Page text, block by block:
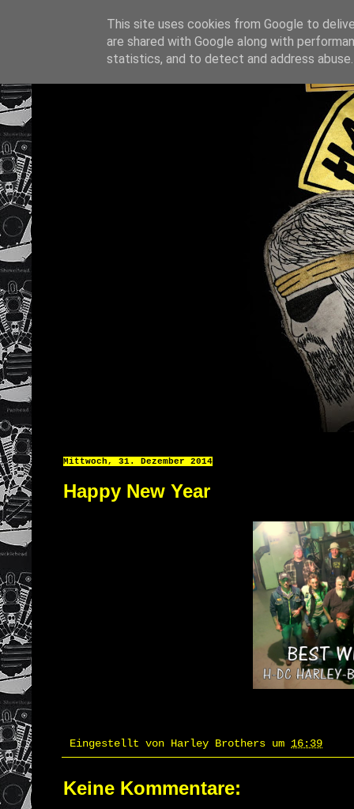
Mittwoch, 31. Dezember 2014
Happy New Year
Eingestellt von Harley Brothers um 16:39
Keine Kommentare:
This site uses cookies from Google to
are shared with Google along with
statistics, and to detect and address abuse.